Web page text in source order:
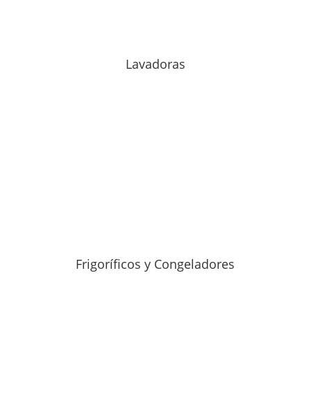
Lavadoras
Frigoríficos y Congeladores